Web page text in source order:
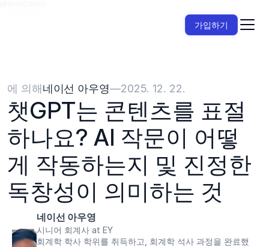
가입하기
에 의해네이선 아우영—2025. 12. 22.
챗GPT는 콘텐츠를 표절
하나요? AI 작문이 어떻
게 작동하는지 및 진정한
독창성이 의미하는 것
네이선 아우영
시니어 회계사 at EY
회계학 학사 학위를 취득하고, 회계학 석사 과정을 완료했